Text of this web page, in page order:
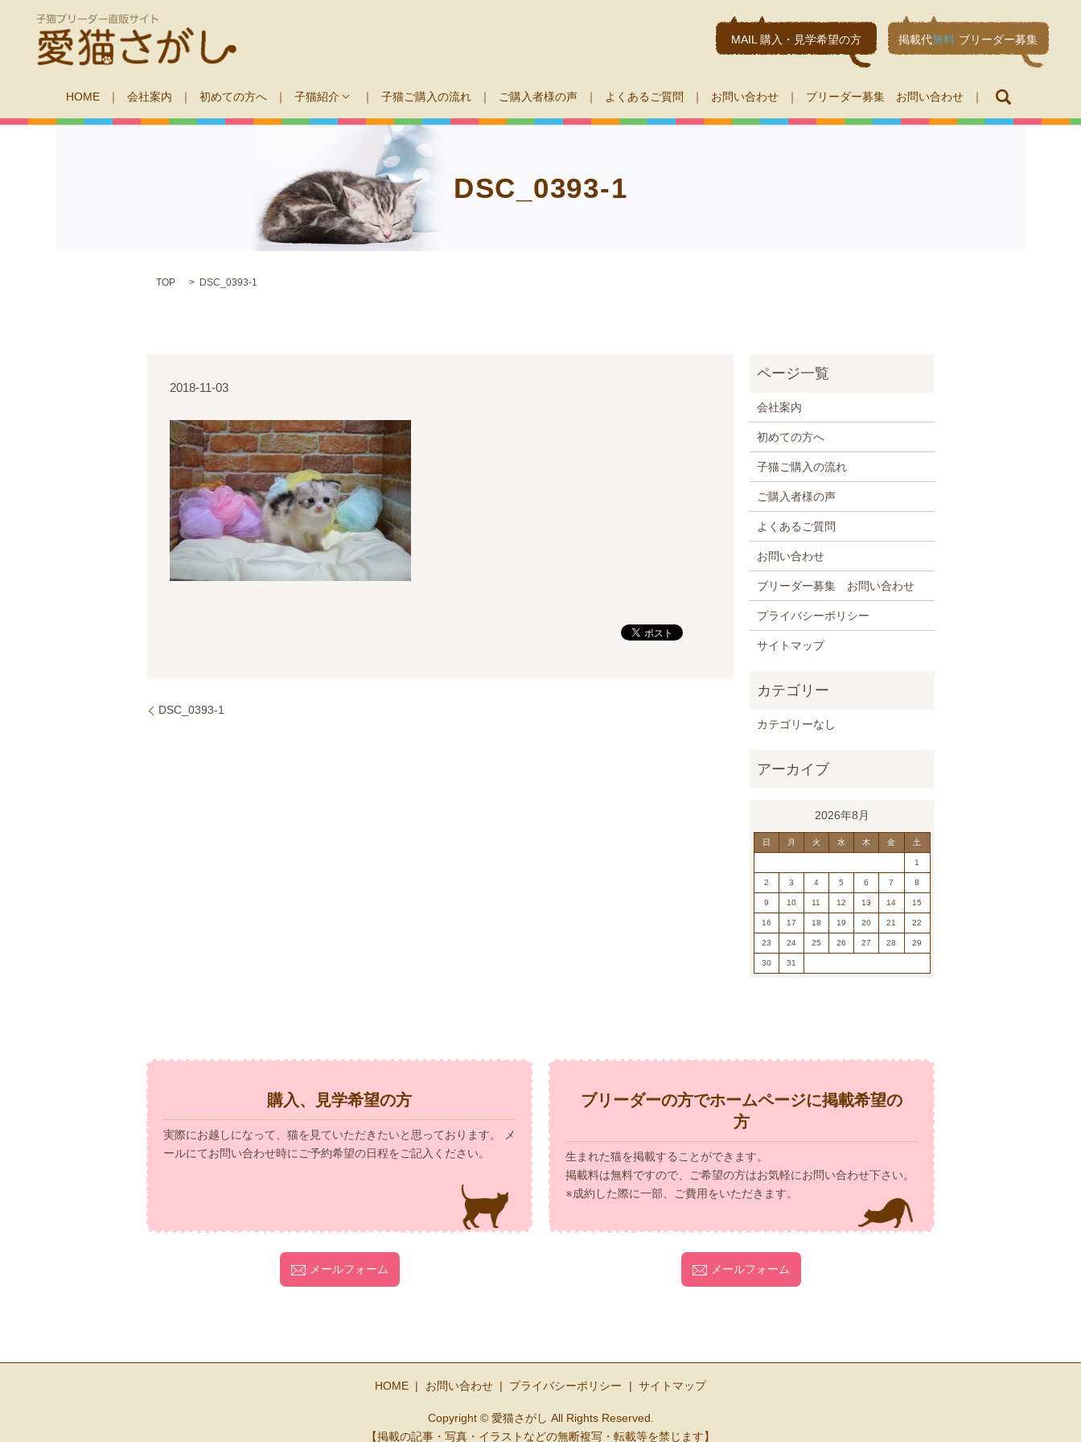
MAIL 購入・見学希望の方 掲載代無料 ブリーダー募集
HOME 会社案内 初めての方へ 子猫紹介 子猫ご購入の流れ ご購入者様の声 よくあるご質問 お問い合わせ ブリーダー募集 お問い合わせ
DSC_0393-1
TOP DSC_0393-1
2018-11-03
DSC_0393-1
会社案内
初めての方へ
子猫ご購入の流れ
ご購入者様の声
よくあるご質問
お問い合わせ
ブリーダー募集 お問い合わせ
プライバシーポリシー
サイトマップ
カテゴリーなし
2026年8月
日 月 火 水 木 金 土
1
2 3 4 5 6 7 8
9 10 11 12 13 14 15
16 17 18 19 20 21 22
23 24 25 26 27 28 29
30 31
購入、見学希望の方
実際にお越しになって、猫を見ていただきたいと思っております。 メ
ールにてお問い合わせ時にご予約希望の日程をご記入ください。
メールフォーム
ブリーダーの方でホームページに掲載希望の
方
生まれた猫を掲載することができます。
掲載料は無料ですので、ご希望の方はお気軽にお問い合わせ下さい。
※成約した際に一部、ご費用をいただきます。
メールフォーム
HOME お問い合わせ プライバシーポリシー サイトマップ
Copyright © 愛猫さがし All Rights Reserved.
【掲載の記事・写真・イラストなどの無断複写・転載等を禁じます】